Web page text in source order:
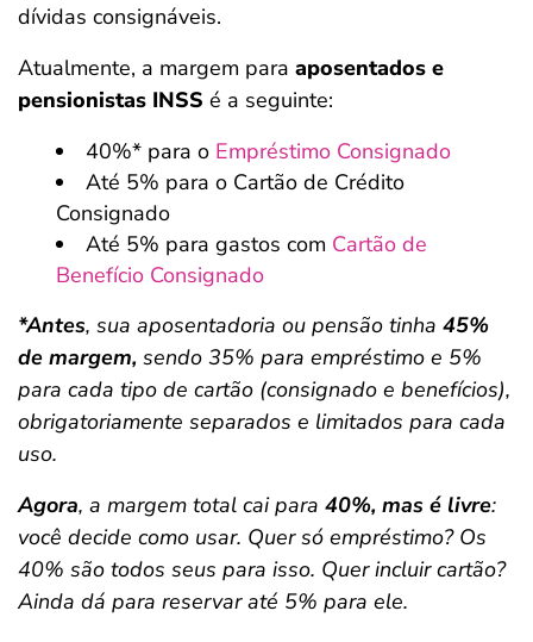
dívidas consignáveis.
Atualmente, a margem para aposentados e
pensionistas INSS é a seguinte:
40%* para o Empréstimo Consignado
Até 5% para o Cartão de Crédito
Consignado
Até 5% para gastos com Cartão de
Benefício Consignado
*Antes, sua aposentadoria ou pensão tinha 45%
de margem, sendo 35% para empréstimo e 5%
para cada tipo de cartão (consignado e benefícios),
obrigatoriamente separados e limitados para cada
uso.
Agora, a margem total cai para 40%, mas é livre:
você decide como usar. Quer só empréstimo? Os
40% são todos seus para isso. Quer incluir cartão?
Ainda dá para reservar até 5% para ele.